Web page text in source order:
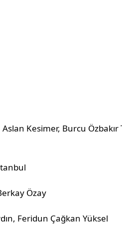
Kesimer, Burcu Özbakır
Özay
Feridun Çağkan Yüksel